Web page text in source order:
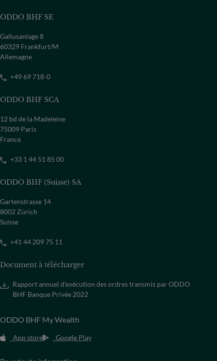
ODDO BHF SE
Gallusanlage 8
60329 Frankfurt/M
Allemagne
+49 69 718-0
ODDO BHF SCA
12 bd de la Madeleine
75009 Paris
France
+33 1 44 51 85 00
ODDO BHF (Suisse) SA
Gartenstrasse 14
8002 Zürich
Suisse
+41 44 209 75 11
Document à télécharger
Rapport annuel d’exécution des ordres transmis par ODDO
BHF Banque Privée 2022
ODDO BHF My Wealth
App store Google Play